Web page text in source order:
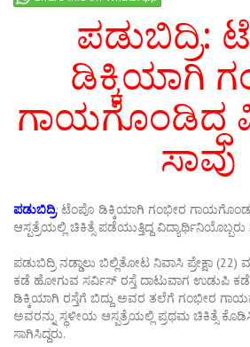
ಪಡುಬಿದ್ರಿ:
ಡಿಕ್ಕಿಯಾಗಿ
ಗಾಯಗೊಂಡಿದ್ದ
ಸಾವು
ಪಡುಬಿದ್ರಿ: ಟೆಂಪೊ ಡಿಕ್ಕಿಯಾಗಿ ಗಂಭೀರ
ಆಸ್ಪತ್ರೆಯಲ್ಲಿ ಚಿಕಿತ್ಸೆ ಪಡೆಯುತ್ತಿದ್ದ
ಪಡುಬಿದ್ರಿ ನಡ್ಡಾಲು ಬಿಲ್ಲಿತೋಟ ನಿವಾಸಿ ಪ್ರೇಕ್ಷಾ
ಕಡೆ ಹೋಗುವ ಸರ್ವಿಸ್ ರಸ್ತೆ ದಾಟುವಾಗ ಉಡುಪಿ
ಡಿಕ್ಕಿಯಾಗಿ ರಸ್ತೆಗೆ ಬಿದ್ದು ಅವರ ತಲೆಗೆ ಗಂಭೀರ
ಅವರನ್ನು ಸ್ಥಳೀಯ ಆಸ್ಪತ್ರೆಯಲ್ಲಿ ಪ್ರಥಮ ಚಿಕಿತ್ಸೆ
ಸಾಗಿಸಿದ್ದರು.